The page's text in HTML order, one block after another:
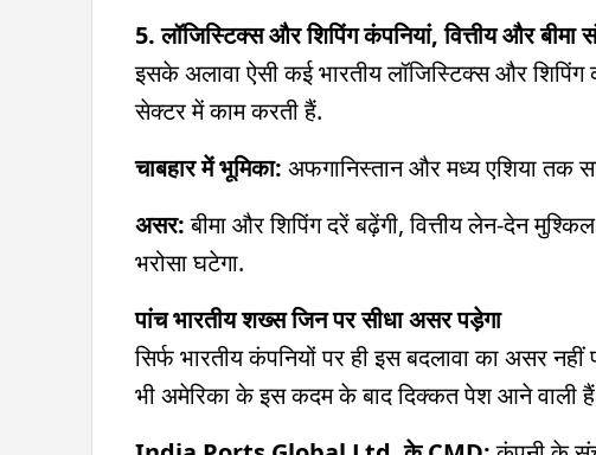
5. लॉजिस्टिक्स और शिपिंग कंपनियां, वित्तीय और बीमा
इसके अलावा ऐसी कई भारतीय लॉजिस्टिक्स और शिपिंग
सेक्टर में काम करती हैं.
चाबहार में भूमिका: अफगानिस्तान और मध्य एशिया तक
असर:बीमा और शिपिंग दरें बढ़ेंगी, वित्तीय लेन-देन
भरोसा घटेगा.
पांच भारतीय शख्स जिन पर सीधा असर पड़ेगा
सिर्फ भारतीय कंपनियों पर ही इस बदलावा का असर
भी अमेरिका के इस कदम के बाद दिक्कत पेश आने वाली